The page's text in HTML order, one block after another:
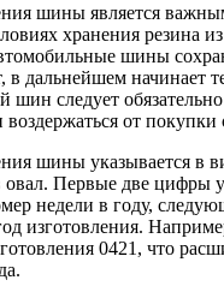
шины является
хранения резина
шины
в дальнейшем начинает
шин следует
воздержаться от покупки
шины указывается в
овал. Первые две цифры
недели в году,
изготовления.
0421, что